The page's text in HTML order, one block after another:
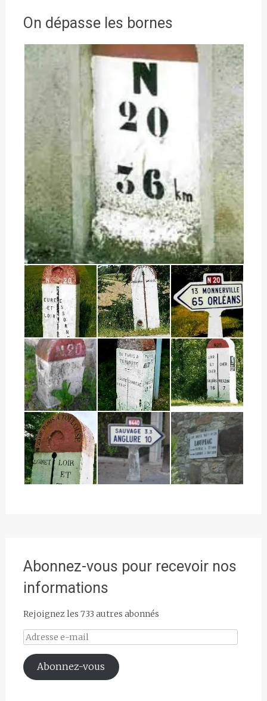
On dépasse les bornes
Abonnez-vous pour recevoir nos
informations
Rejoignez les 733 autres abonnés
Adresse
e-
mail
Abonnez-vous